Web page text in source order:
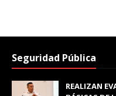
Seguridad Pública
REALIZAN